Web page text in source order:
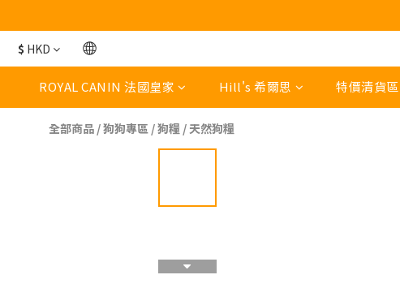
$ HKD
ROYAL CANIN 法國皇家 Hill's 希爾思 特價清貨區
全部商品 /狗狗專區 /狗糧 /天然狗糧